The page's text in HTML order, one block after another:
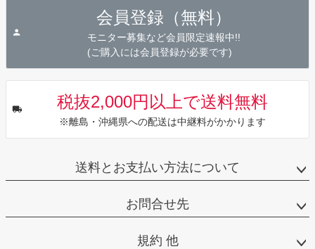
会員登録（無料）
モニター募集など会員限定速報中!!
(ご購入には会員登録が必要です)
税抜2,000円以上で送料無料
※離島・沖縄県への配送は中継料がかかります
送料とお支払い方法について
お問合せ先
規約 他